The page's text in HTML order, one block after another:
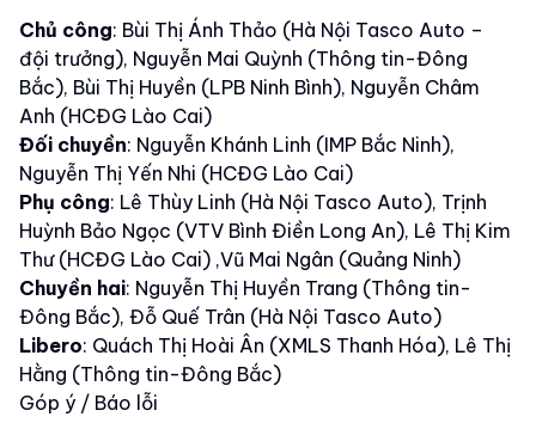
Chủ công: Bùi Thị Ánh Thảo (Hà Nội Tasco Auto –
đội trưởng), Nguyễn Mai Quỳnh (Thông tin-Đông
Bắc), Bùi Thị Huyền (LPB Ninh Bình), Nguyễn Châm
Anh (HCĐG Lào Cai)
Đối chuyền: Nguyễn Khánh Linh (IMP Bắc Ninh),
Nguyễn Thị Yến Nhi (HCĐG Lào Cai)
Phụ công: Lê Thùy Linh (Hà Nội Tasco Auto), Trịnh
Huỳnh Bảo Ngọc (VTV Bình Điền Long An), Lê Thị Kim
Thư (HCĐG Lào Cai) ,Vũ Mai Ngân (Quảng Ninh)
Chuyền hai: Nguyễn Thị Huyền Trang (Thông tin-
Đông Bắc), Đỗ Quế Trân (Hà Nội Tasco Auto)
Libero: Quách Thị Hoài Ân (XMLS Thanh Hóa), Lê Thị
Hằng (Thông tin-Đông Bắc)
Góp ý / Báo lỗi